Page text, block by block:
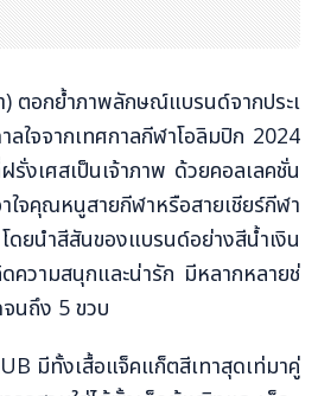
) ตอกย้ำภาพลักษณ์แบรนด์จากประเ
ใจจากเทศกาลกีฬาโอลิมปิก 2024
งเศสเป็นเจ้าภาพ ด้วยคอลเลคชั่น
จคุณหนูสายกีฬาหรือสายเชียร์กีฬา
ยนำสีสันของแบรนด์อย่างสีน้ำเงิน
ความสนุกและน่ารัก มีหลากหลายช่
นถึง 5 ขวบ
มีทั้งเสื้อแจ็คแก็ตสีเทาสุดเท่มาคู่